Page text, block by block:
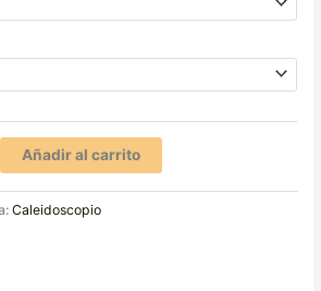
Añadir al carrito
Caleidoscopio